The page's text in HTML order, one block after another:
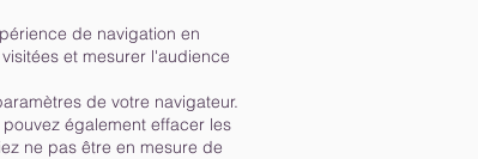
de navigation en
et mesurer l'audience
de votre navigateur.
également effacer les
ne pas être en mesure de